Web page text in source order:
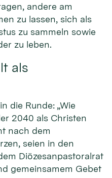
andere am
zu lassen, sich als
zu sammeln sowie
zu leben.
als
die Runde: „Wie
2040 als Christen
nach dem
seien in den
Diözesanpastoralrat
gemeinsamem Gebet